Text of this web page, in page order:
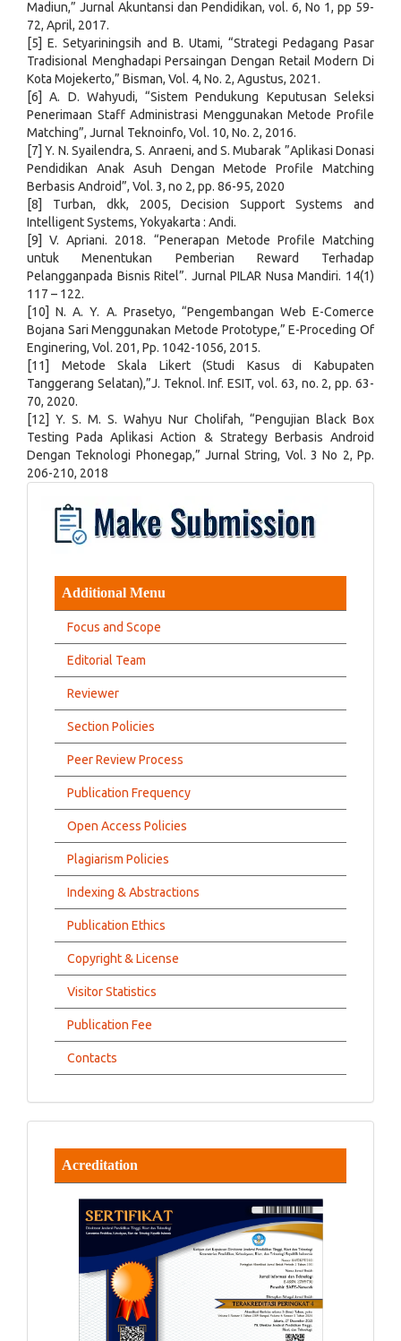
Madiun,” Jurnal Akuntansi dan Pendidikan, vol. 6, No 1, pp 59-
72, April, 2017.
[5] E. Setyariningsih and B. Utami, “Strategi Pedagang Pasar
Tradisional Menghadapi Persaingan Dengan Retail Modern Di
Kota Mojekerto,” Bisman, Vol. 4, No. 2, Agustus, 2021.
[6] A. D. Wahyudi, “Sistem Pendukung Keputusan Seleksi
Penerimaan Staff Administrasi Menggunakan Metode Profile
Matching”, Jurnal Teknoinfo, Vol. 10, No. 2, 2016.
[7] Y. N. Syailendra, S. Anraeni, and S. Mubarak ”Aplikasi Donasi
Pendidikan Anak Asuh Dengan Metode Profile Matching
Berbasis Android”, Vol. 3, no 2, pp. 86-95, 2020
[8] Turban, dkk, 2005, Decision Support Systems and
Intelligent Systems, Yokyakarta : Andi.
[9] V. Apriani. 2018. “Penerapan Metode Profile Matching
untuk Menentukan Pemberian Reward Terhadap
Pelangganpada Bisnis Ritel”. Jurnal PILAR Nusa Mandiri. 14(1)
117 – 122.
[10] N. A. Y. A. Prasetyo, “Pengembangan Web E-Comerce
Bojana Sari Menggunakan Metode Prototype,” E-Proceding Of
Enginering, Vol. 201, Pp. 1042-1056, 2015.
[11] Metode Skala Likert (Studi Kasus di Kabupaten
Tanggerang Selatan),”J. Teknol. Inf. ESIT, vol. 63, no. 2, pp. 63-
70, 2020.
[12] Y. S. M. S. Wahyu Nur Cholifah, “Pengujian Black Box
Testing Pada Aplikasi Action & Strategy Berbasis Android
Dengan Teknologi Phonegap,” Jurnal String, Vol. 3 No 2, Pp.
206-210, 2018
Additional Menu
Focus and Scope
Editorial Team
Reviewer
Section Policies
Peer Review Process
Publication Frequency
Open Access Policies
Plagiarism Policies
Indexing & Abstractions
Publication Ethics
Copyright & License
Visitor Statistics
Publication Fee
Contacts
Acreditation